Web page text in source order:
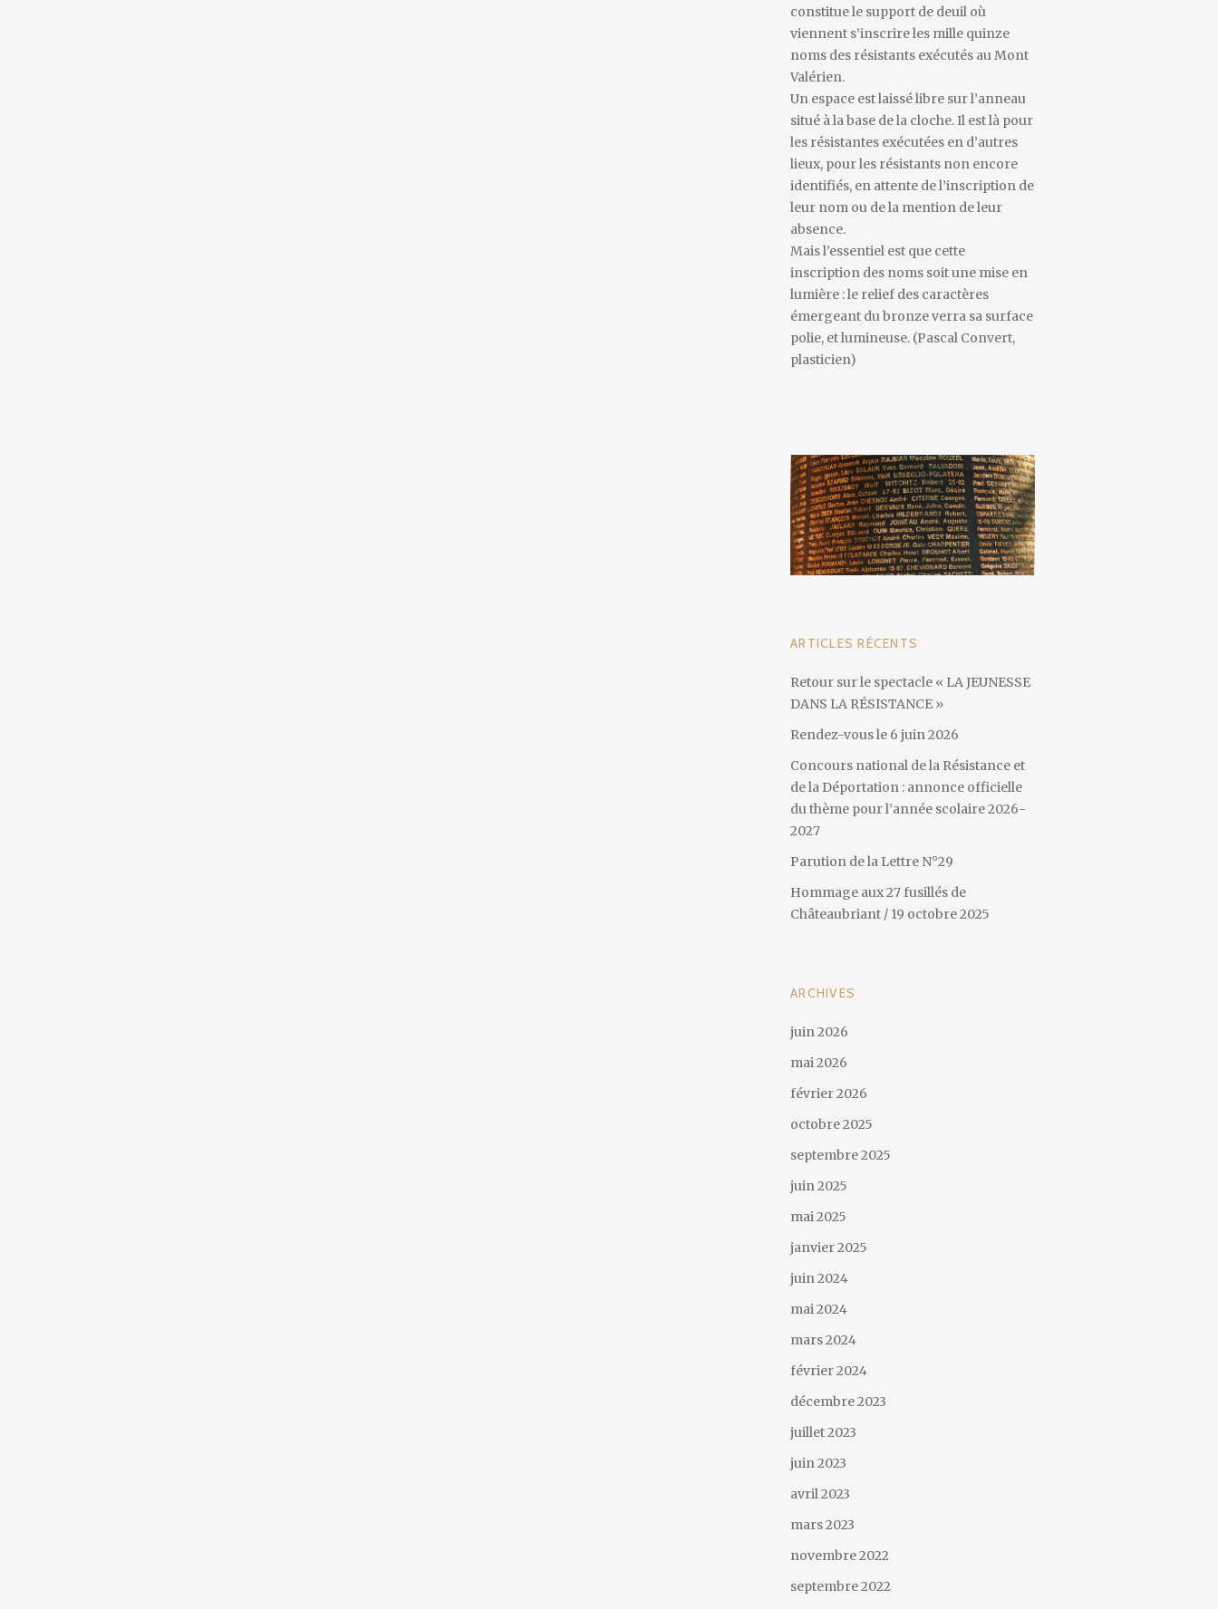
constitue le support de deuil où
viennent s’inscrire les mille quinze
noms des résistants exécutés au Mont
Valérien.
Un espace est laissé libre sur l’anneau
situé à la base de la cloche. Il est là pour
les résistantes exécutées en d’autres
lieux, pour les résistants non encore
identifiés, en attente de l’inscription de
leur nom ou de la mention de leur
absence.
Mais l’essentiel est que cette
inscription des noms soit une mise en
lumière : le relief des caractères
émergeant du bronze verra sa surface
polie, et lumineuse. (Pascal Convert,
plasticien)
ARTICLES RÉCENTS
Retour sur le spectacle « LA JEUNESSE
DANS LA RÉSISTANCE »
Rendez-vous le 6 juin 2026
Concours national de la Résistance et
de la Déportation : annonce officielle
du thème pour l’année scolaire 2026-
2027
Parution de la Lettre N°29
Hommage aux 27 fusillés de
Châteaubriant / 19 octobre 2025
ARCHIVES
juin 2026
mai 2026
février 2026
octobre 2025
septembre 2025
juin 2025
mai 2025
janvier 2025
juin 2024
mai 2024
mars 2024
février 2024
décembre 2023
juillet 2023
juin 2023
avril 2023
mars 2023
novembre 2022
septembre 2022